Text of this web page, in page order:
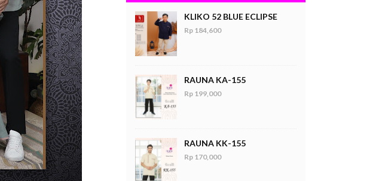
KLIKO 52 BLUE ECLIPSE
Rp 184,600
RAUNA KA-155
Rp 199,000
RAUNA KK-155
Rp 170,000